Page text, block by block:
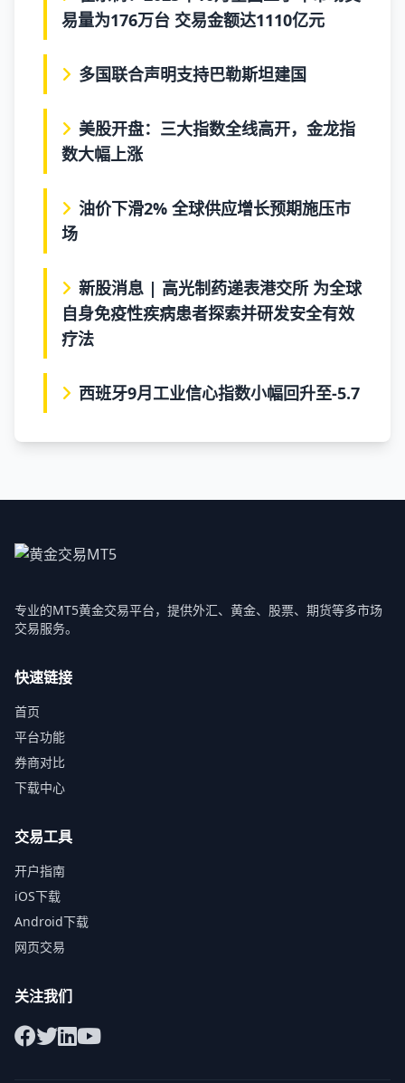
易量为176万台 交易金额达1110亿元
多国联合声明支持巴勒斯坦建国
美股开盘：三大指数全线高开，金龙指
数大幅上涨
油价下滑2% 全球供应增长预期施压市
场
新股消息 | 高光制药递表港交所 为全球
自身免疫性疾病患者探索并研发安全有效
疗法
西班牙9月工业信心指数小幅回升至-5.7
专业的MT5黄金交易平台，提供外汇、黄金、股票、期货等多市场
交易服务。
快速链接
首页
平台功能
券商对比
下载中心
交易工具
开户指南
iOS下载
Android下载
网页交易
关注我们